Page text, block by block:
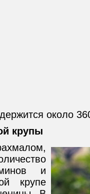
около
крупы
и
крупе